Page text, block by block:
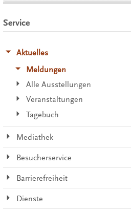
Service
Aktuelles
Meldungen
Alle Ausstellungen
Veranstaltungen
Tagebuch
Mediathek
Besucherservice
Barrierefreiheit
Dienste